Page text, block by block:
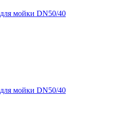
мойки DN50/40
мойки DN50/40